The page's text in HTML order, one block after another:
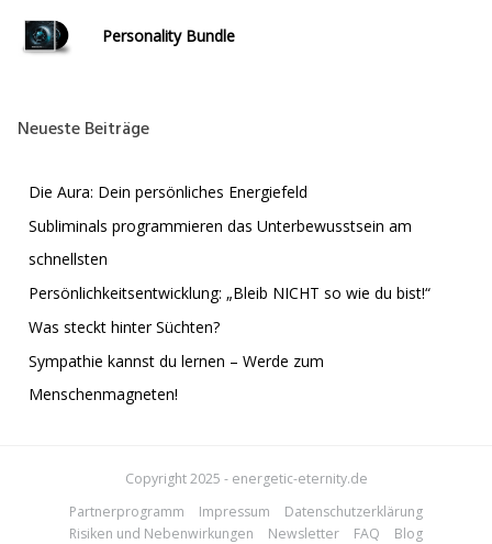
Personality Bundle
Neueste Beiträge
Die Aura: Dein persönliches Energiefeld
Subliminals programmieren das Unterbewusstsein am
schnellsten
Persönlichkeitsentwicklung: „Bleib NICHT so wie du bist!“
Was steckt hinter Süchten?
Sympathie kannst du lernen – Werde zum
Menschenmagneten!
Copyright 2025 - energetic-eternity.de
Partnerprogramm
Impressum
Datenschutzerklärung
Risiken und Nebenwirkungen
Newsletter FAQ Blog